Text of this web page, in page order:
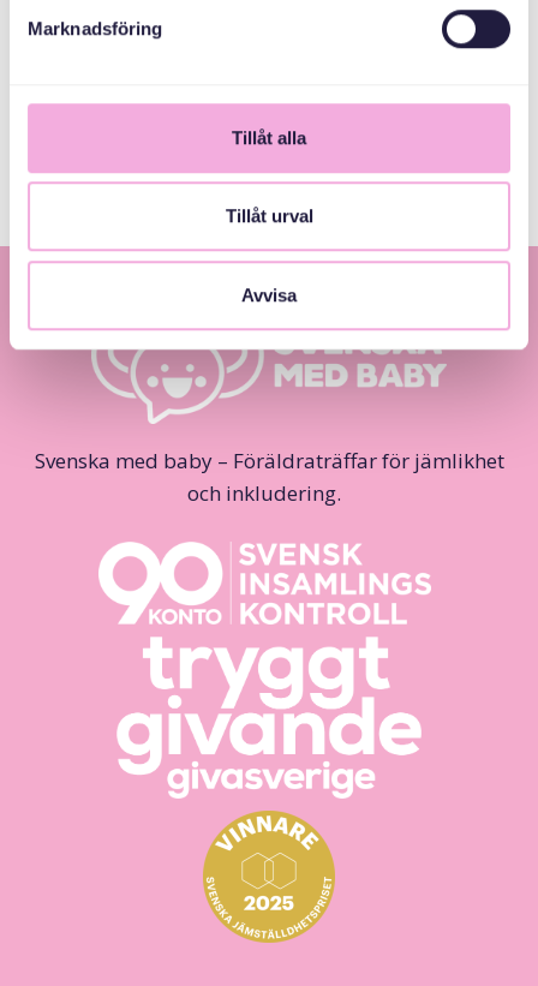
Marknadsföring
Tillåt alla
Tillåt urval
Avvisa
arvsfonden
Svenska med baby – Föräldraträffar för jämlikhet
och inkludering.